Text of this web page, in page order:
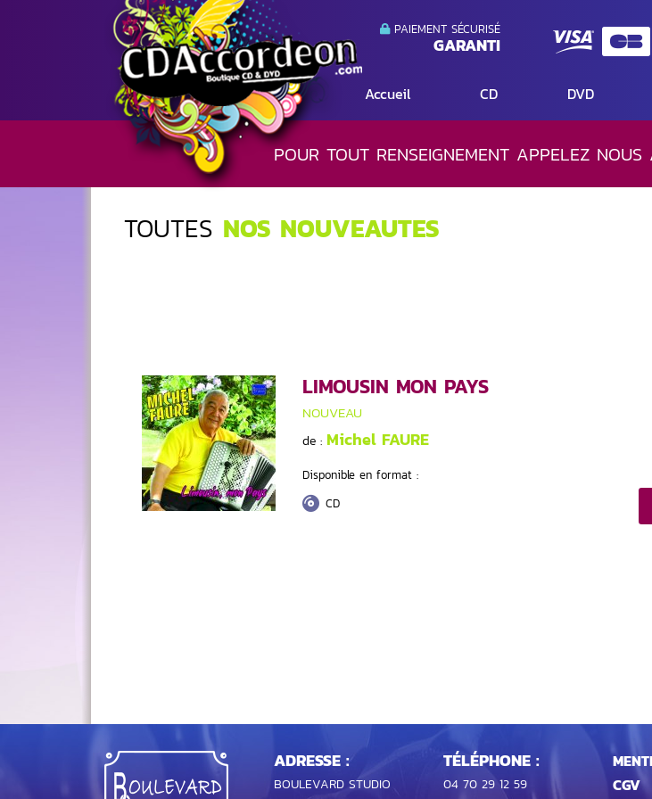
PAIEMENT SÉCURISÉ
GARANTI
Accueil CD DVD
POUR TOUT RENSEIGNEMENT APPELEZ NOUS
TOUTES NOS NOUVEAUTES
LIMOUSIN MON PAYS
NOUVEAU
de : Michel FAURE
Disponible en format :
CD
ADRESSE :
BOULEVARD STUDIO
TÉLÉPHONE :
04 70 29 12 59
CGV